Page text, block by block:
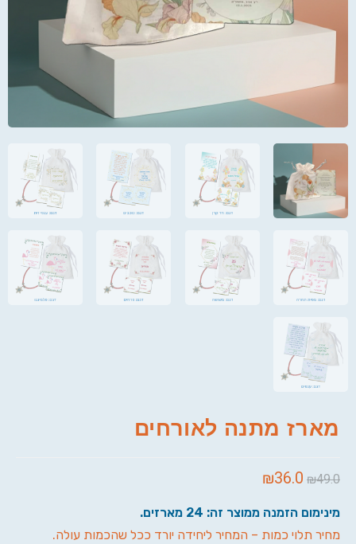
מארז מתנה לאורחים
₪49.0
₪36.0
מינימום הזמנה ממוצר זה: 24 מארזים.
מחיר תלוי כמות – המחיר ליחידה יורד ככל שהכמות עולה.